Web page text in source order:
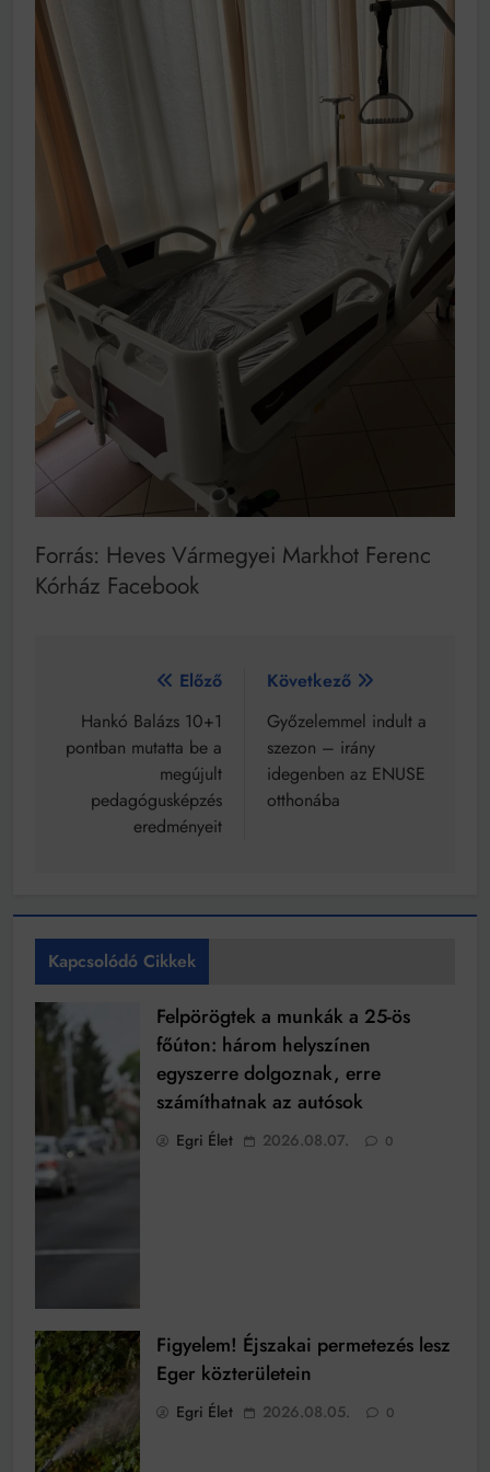
Forrás: Heves Vármegyei Markhot Ferenc
Kórház Facebook
Bejegyzés
navigáció
Előző
Hankó Balázs 10+1
pontban mutatta be a
megújult
pedagógusképzés
eredményeit
Következő
Győzelemmel indult a
szezon – irány
idegenben az ENUSE
otthonába
Kapcsolódó Cikkek
Felpörögtek a munkák a 25-ös
főúton: három helyszínen
egyszerre dolgoznak, erre
számíthatnak az autósok
Egri Élet 2026.08.07. 0
Figyelem! Éjszakai permetezés lesz
Eger közterületein
Egri Élet 2026.08.05. 0